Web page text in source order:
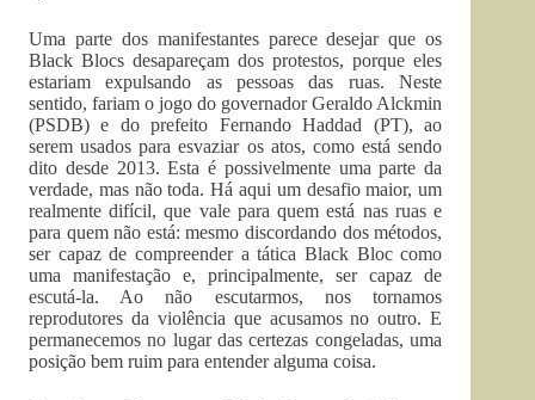
Uma parte dos manifestantes parece desejar que os
Black Blocs desapareçam dos protestos, porque eles
estariam expulsando as pessoas das ruas. Neste
sentido, fariam o jogo do governador Geraldo Alckmin
(PSDB) e do prefeito Fernando Haddad (PT), ao
serem usados para esvaziar os atos, como está sendo
dito desde 2013. Esta é possivelmente uma parte da
verdade, mas não toda. Há aqui um desafio maior, um
realmente difícil, que vale para quem está nas ruas e
para quem não está: mesmo discordando dos métodos,
ser capaz de compreender a tática Black Bloc como
uma manifestação e, principalmente, ser capaz de
escutá-la. Ao não escutarmos, nos tornamos
reprodutores da violência que acusamos no outro. E
permanecemos no lugar das certezas congeladas, uma
posição bem ruim para entender alguma coisa.